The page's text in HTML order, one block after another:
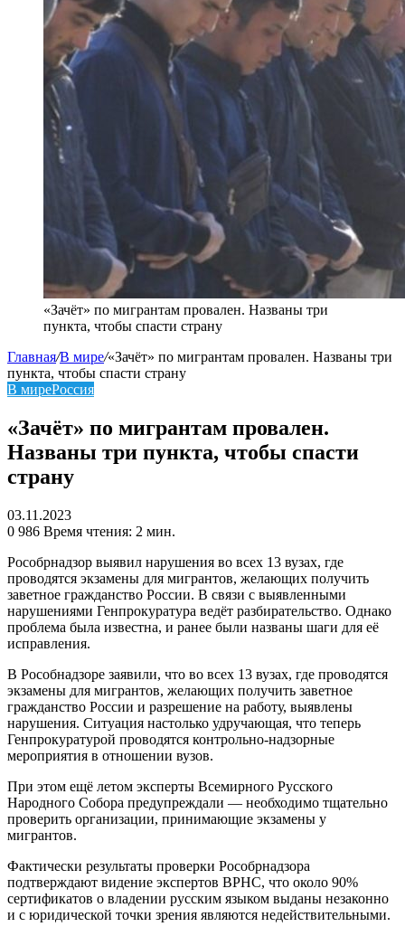
«Зачёт» по мигрантам провален. Названы три
пункта, чтобы спасти страну
Главная/В мире/«Зачёт» по мигрантам провален. Названы три
пункта, чтобы спасти страну
В миреРоссия
«Зачёт» по мигрантам провален.
Названы три пункта, чтобы спасти
страну
03.11.2023
0 986 Время чтения: 2 мин.
Рособрнадзор выявил нарушения во всех 13 вузах, где
проводятся экзамены для мигрантов, желающих получить
заветное гражданство России. В связи с выявленными
нарушениями Генпрокуратура ведёт разбирательство. Однако
проблема была известна, и ранее были названы шаги для её
исправления.
В Рособнадзоре заявили, что во всех 13 вузах, где проводятся
экзамены для мигрантов, желающих получить заветное
гражданство России и разрешение на работу, выявлены
нарушения. Ситуация настолько удручающая, что теперь
Генпрокуратурой проводятся контрольно-надзорные
мероприятия в отношении вузов.
При этом ещё летом эксперты Всемирного Русского
Народного Собора предупреждали — необходимо тщательно
проверить организации, принимающие экзамены у
мигрантов.
Фактически результаты проверки Рособрнадзора
подтверждают видение экспертов ВРНС, что около 90%
сертификатов о владении русским языком выданы незаконно
и с юридической точки зрения являются недействительными.